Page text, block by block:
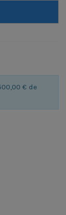
€ de